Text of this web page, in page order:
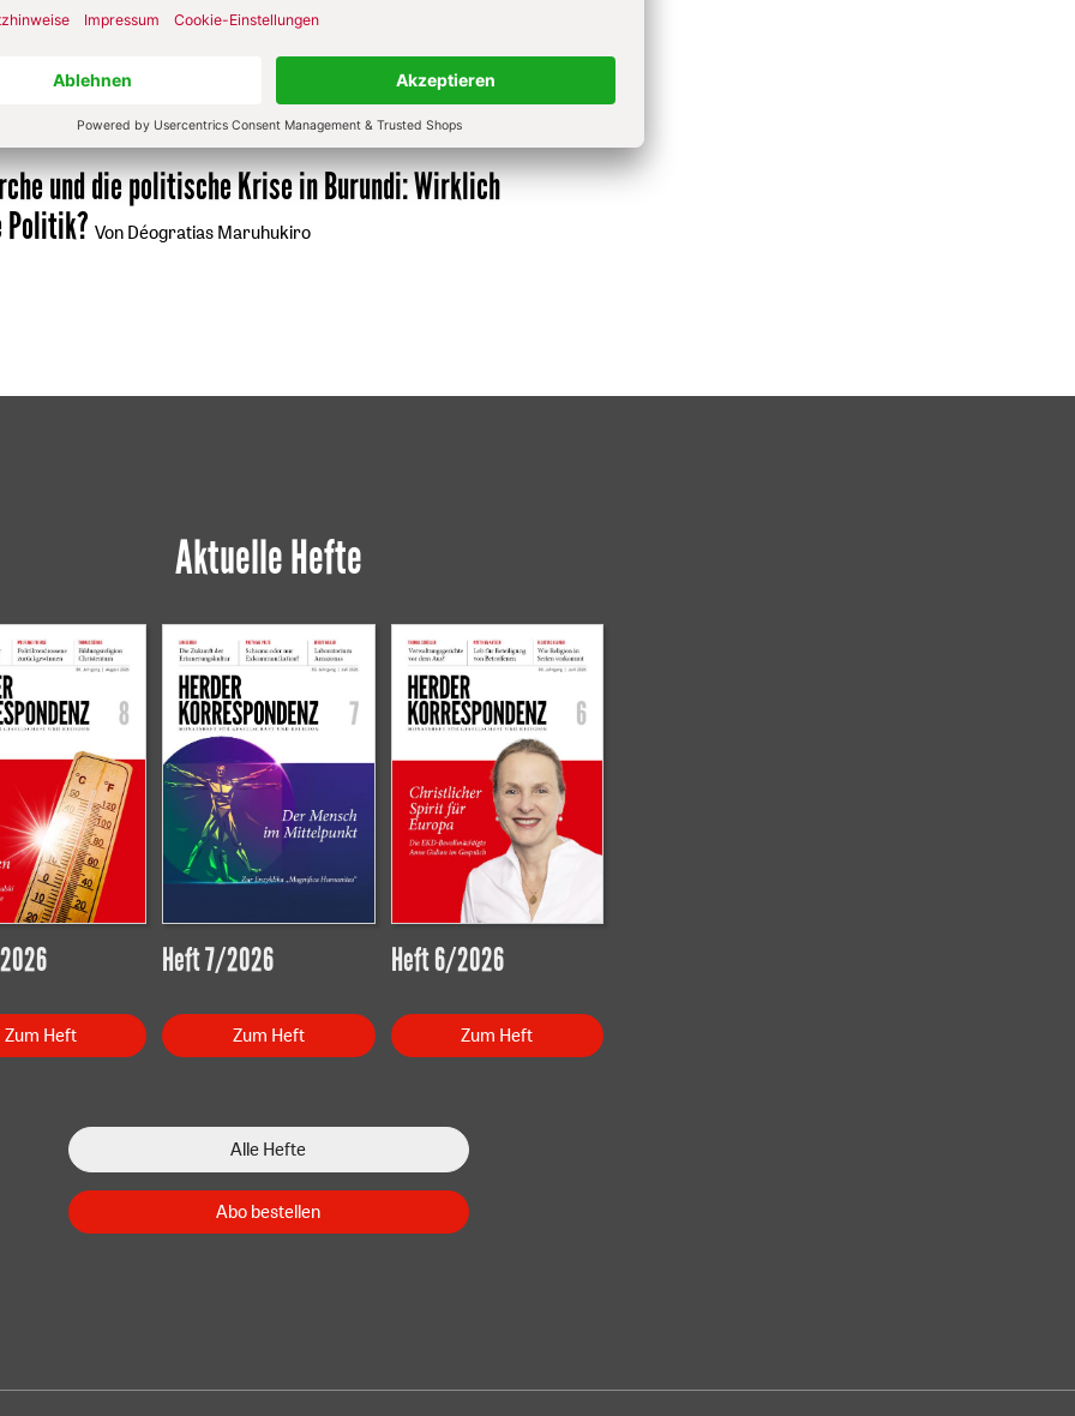
Neueste Artikel zum Thema
und die politische Krise in Burundi:Wirklich
Politik? Von Déogratias Maruhukiro
Aktuelle Hefte
Zum Heft
Heft 7/2026
Zum Heft
Heft 6/2026
Zum Heft
Alle Hefte
Abo bestellen